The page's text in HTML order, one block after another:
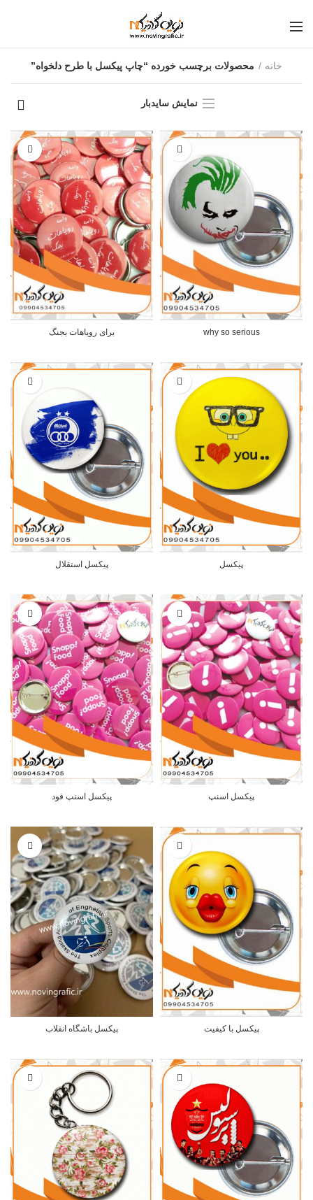
خانه محصولات برچسب خورده “چاپ پیکسل با طرح دلخواه”
نمایش سایدبار
why so serious برای رویاهات بجنگ
پیکسل پیکسل استقلال
پیکسل اسنپ پیکسل اسنپ فود
پیکسل با کیفیت پیکسل باشگاه انقلاب